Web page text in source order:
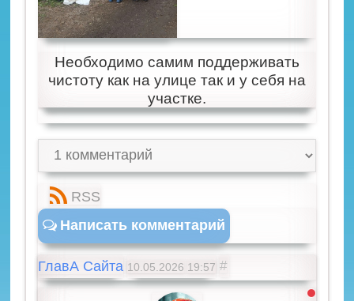
Необходимо самим поддерживать
чистоту как на улице так и у себя на
участке.
RSS
Написать комментарий
ГлавА Сайта 10.05.2026 19:57 #